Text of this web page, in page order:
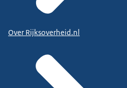
Over Rijksoverheid.nl